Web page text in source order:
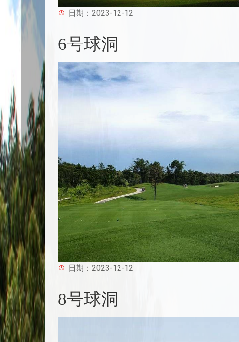
日期：2023-12-12
6号球洞
日期：2023-12-12
8号球洞